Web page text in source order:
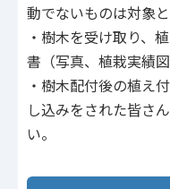
動でないものは対象と
・樹木を受け取り、
書（写真、植栽実績
・樹木配付後の植え
し込みをされた皆さ
い。